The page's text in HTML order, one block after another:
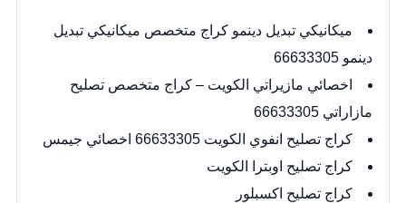
ميكانيكي تبديل دينمو كراج متخصص ميكانيكي تبديل
دينمو 66633305
اخصائي مازيراتي الكويت – كراج متخصص تصليح
مازاراتي 66633305
كراج تصليح انفوي الكويت 66633305 اخصائي جيمس
كراج تصليح اوبترا الكويت
كراج تصليح اكسبلور